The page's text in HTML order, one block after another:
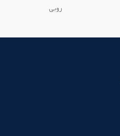
روبی